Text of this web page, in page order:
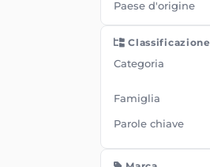
Paese d'origine
Classificazione
Categoria
Famiglia
Parole chiave